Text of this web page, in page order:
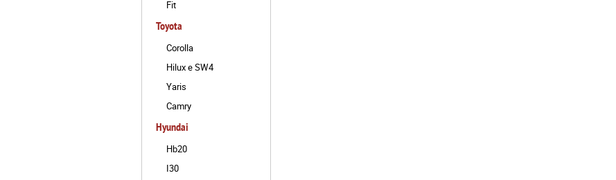
Fit
Toyota
Corolla
Hilux e SW4
Yaris
Camry
Hyundai
Hb20
I30